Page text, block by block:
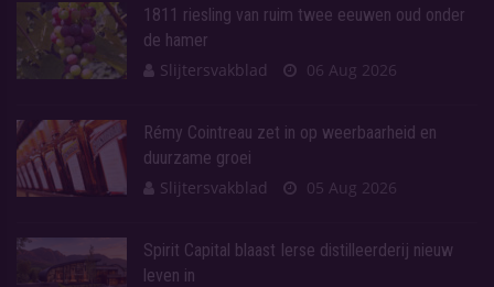
1811 riesling van ruim twee eeuwen oud onder
de hamer
Slijtersvakblad
06 Aug 2026
Rémy Cointreau zet in op weerbaarheid en
duurzame groei
Slijtersvakblad
05 Aug 2026
Spirit Capital blaast Ierse distilleerderij nieuw
leven in